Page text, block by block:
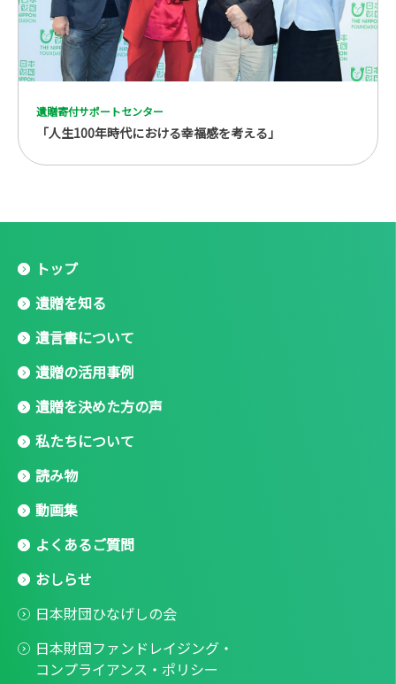
遺贈寄付サポートセンター
「人生100年時代における幸福感を考える」
トップ
遺贈を知る
遺言書について
遺贈の活用事例
遺贈を決めた方の声
私たちについて
読み物
動画集
よくあるご質問
おしらせ
日本財団ひなげしの会
日本財団ファンドレイジング・
コンプライアンス・ポリシー